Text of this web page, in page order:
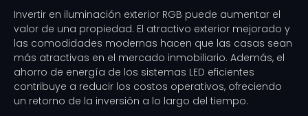
Invertir en iluminación exterior RGB puede aumentar el
valor de una propiedad. El atractivo exterior mejorado y
las comodidades modernas hacen que las casas sean
más atractivas en el mercado inmobiliario. Además, el
ahorro de energía de los sistemas LED eficientes
contribuye a reducir los costos operativos, ofreciendo
un retorno de la inversión a lo largo del tiempo.